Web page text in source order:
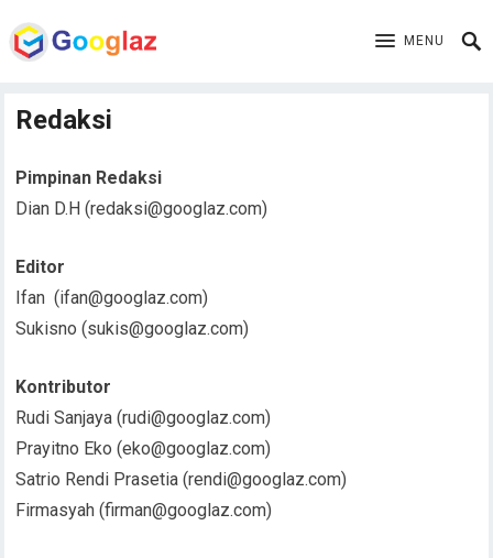
MENU
Redaksi
Pimpinan Redaksi
Dian D.H (redaksi@googlaz.com)
Editor
Ifan (ifan@googlaz.com)
Sukisno (sukis@googlaz.com)
Kontributor
Rudi Sanjaya (rudi@googlaz.com)
Prayitno Eko (eko@googlaz.com)
Satrio Rendi Prasetia (rendi@googlaz.com)
Firmasyah (firman@googlaz.com)